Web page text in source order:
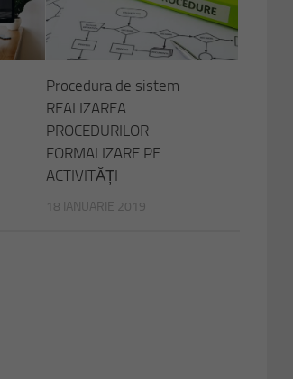
Procedura de sistem
REALIZAREA
PROCEDURILOR
FORMALIZARE PE
ACTIVITĂȚI
18 IANUARIE 2019